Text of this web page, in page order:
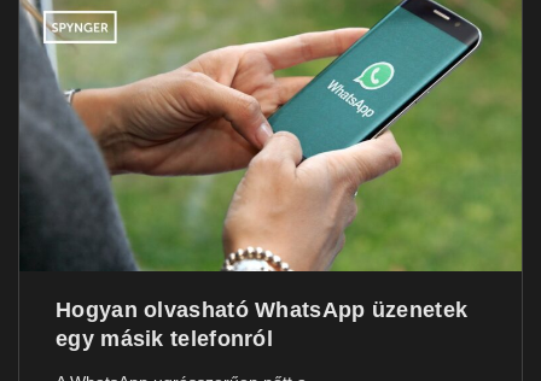
Hogyan olvasható WhatsApp üzenetek
egy másik telefonról